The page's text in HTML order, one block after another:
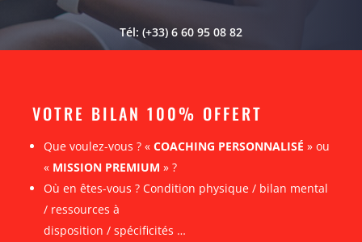
Tél: (+33) 6 60 95 08 82
VOTRE BILAN 100% OFFERT
Que voulez-vous ? « COACHING PERSONNALISÉ » ou
« MISSION PREMIUM » ?
Où en êtes-vous ? Condition physique / bilan mental
/ ressources à
disposition / spécificités …